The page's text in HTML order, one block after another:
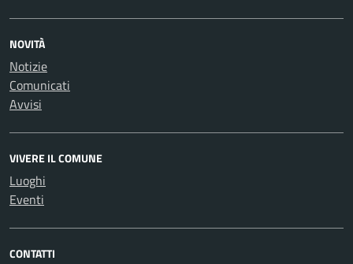
NOVITÀ
Notizie
Comunicati
Avvisi
VIVERE IL COMUNE
Luoghi
Eventi
CONTATTI